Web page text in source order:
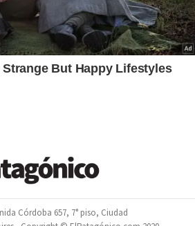
Córdoba 657, 7° piso, Ciudad